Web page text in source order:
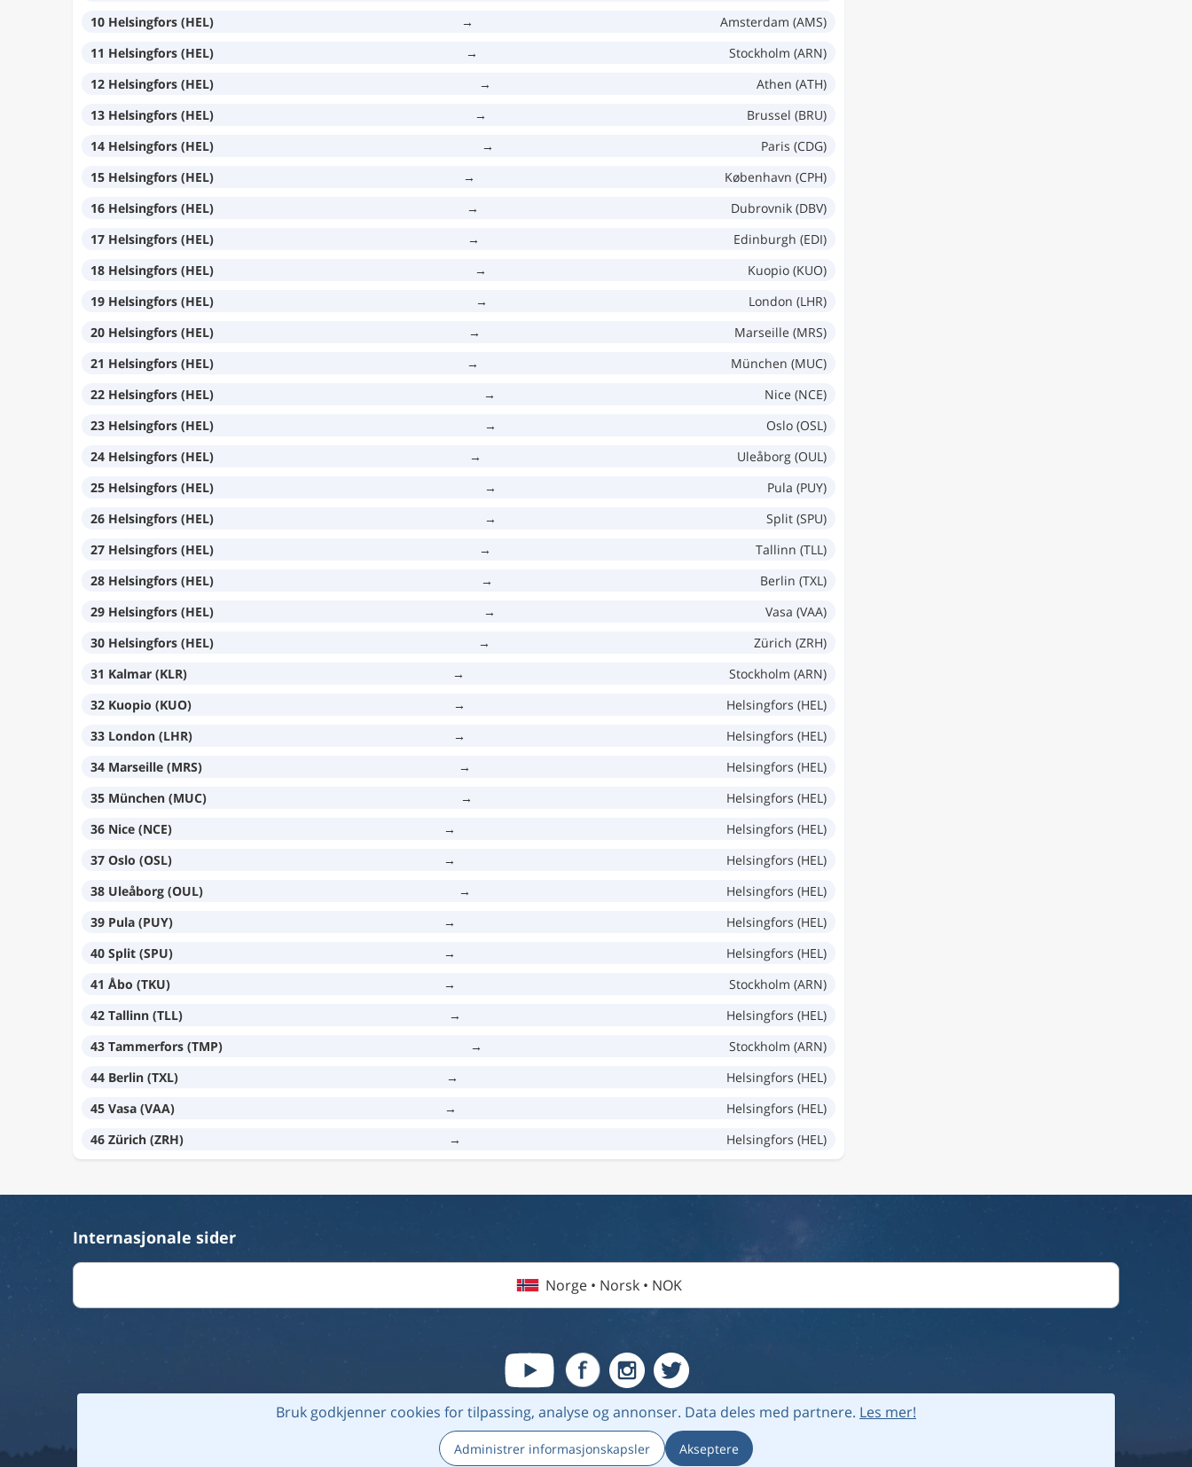
10 Helsingfors (HEL)
→
Amsterdam (AMS)
11 Helsingfors (HEL)
→
Stockholm (ARN)
12 Helsingfors (HEL)
→
Athen (ATH)
13 Helsingfors (HEL)
→
Brussel (BRU)
14 Helsingfors (HEL)
→
Paris (CDG)
15 Helsingfors (HEL)
→
København (CPH)
16 Helsingfors (HEL)
→
Dubrovnik (DBV)
17 Helsingfors (HEL)
→
Edinburgh (EDI)
18 Helsingfors (HEL)
→
Kuopio (KUO)
19 Helsingfors (HEL)
→
London (LHR)
20 Helsingfors (HEL)
→
Marseille (MRS)
21 Helsingfors (HEL)
→
München (MUC)
22 Helsingfors (HEL)
→
Nice (NCE)
23 Helsingfors (HEL)
→
Oslo (OSL)
24 Helsingfors (HEL)
→
Uleåborg (OUL)
25 Helsingfors (HEL)
→
Pula (PUY)
26 Helsingfors (HEL)
→
Split (SPU)
27 Helsingfors (HEL)
→
Tallinn (TLL)
28 Helsingfors (HEL)
→
Berlin (TXL)
29 Helsingfors (HEL)
→
Vasa (VAA)
30 Helsingfors (HEL)
→
Zürich (ZRH)
31 Kalmar (KLR)
→
Stockholm (ARN)
32 Kuopio (KUO)
→
Helsingfors (HEL)
33 London (LHR)
→
Helsingfors (HEL)
34 Marseille (MRS)
→
Helsingfors (HEL)
35 München (MUC)
→
Helsingfors (HEL)
36 Nice (NCE)
→
Helsingfors (HEL)
37 Oslo (OSL)
→
Helsingfors (HEL)
38 Uleåborg (OUL)
→
Helsingfors (HEL)
39 Pula (PUY)
→
Helsingfors (HEL)
40 Split (SPU)
→
Helsingfors (HEL)
41 Åbo (TKU)
→
Stockholm (ARN)
42 Tallinn (TLL)
→
Helsingfors (HEL)
43 Tammerfors (TMP)
→
Stockholm (ARN)
44 Berlin (TXL)
→
Helsingfors (HEL)
45 Vasa (VAA)
→
Helsingfors (HEL)
46 Zürich (ZRH)
→ Helsingfors (HEL)
Bruk godkjenner cookies for tilpassing, analyse og annonser. Data deles med partnere. Les mer!
Administrer informasjonskapsler Akseptere
Internasjonale sider
Norge • Norsk • NOK
© 2026 Flightmate AB | Destinasjoner Flyselskap Topplister |